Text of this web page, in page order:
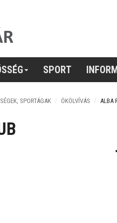
SPORT
SPORTÁGAK ÖKÖLVÍVÁS ALBA